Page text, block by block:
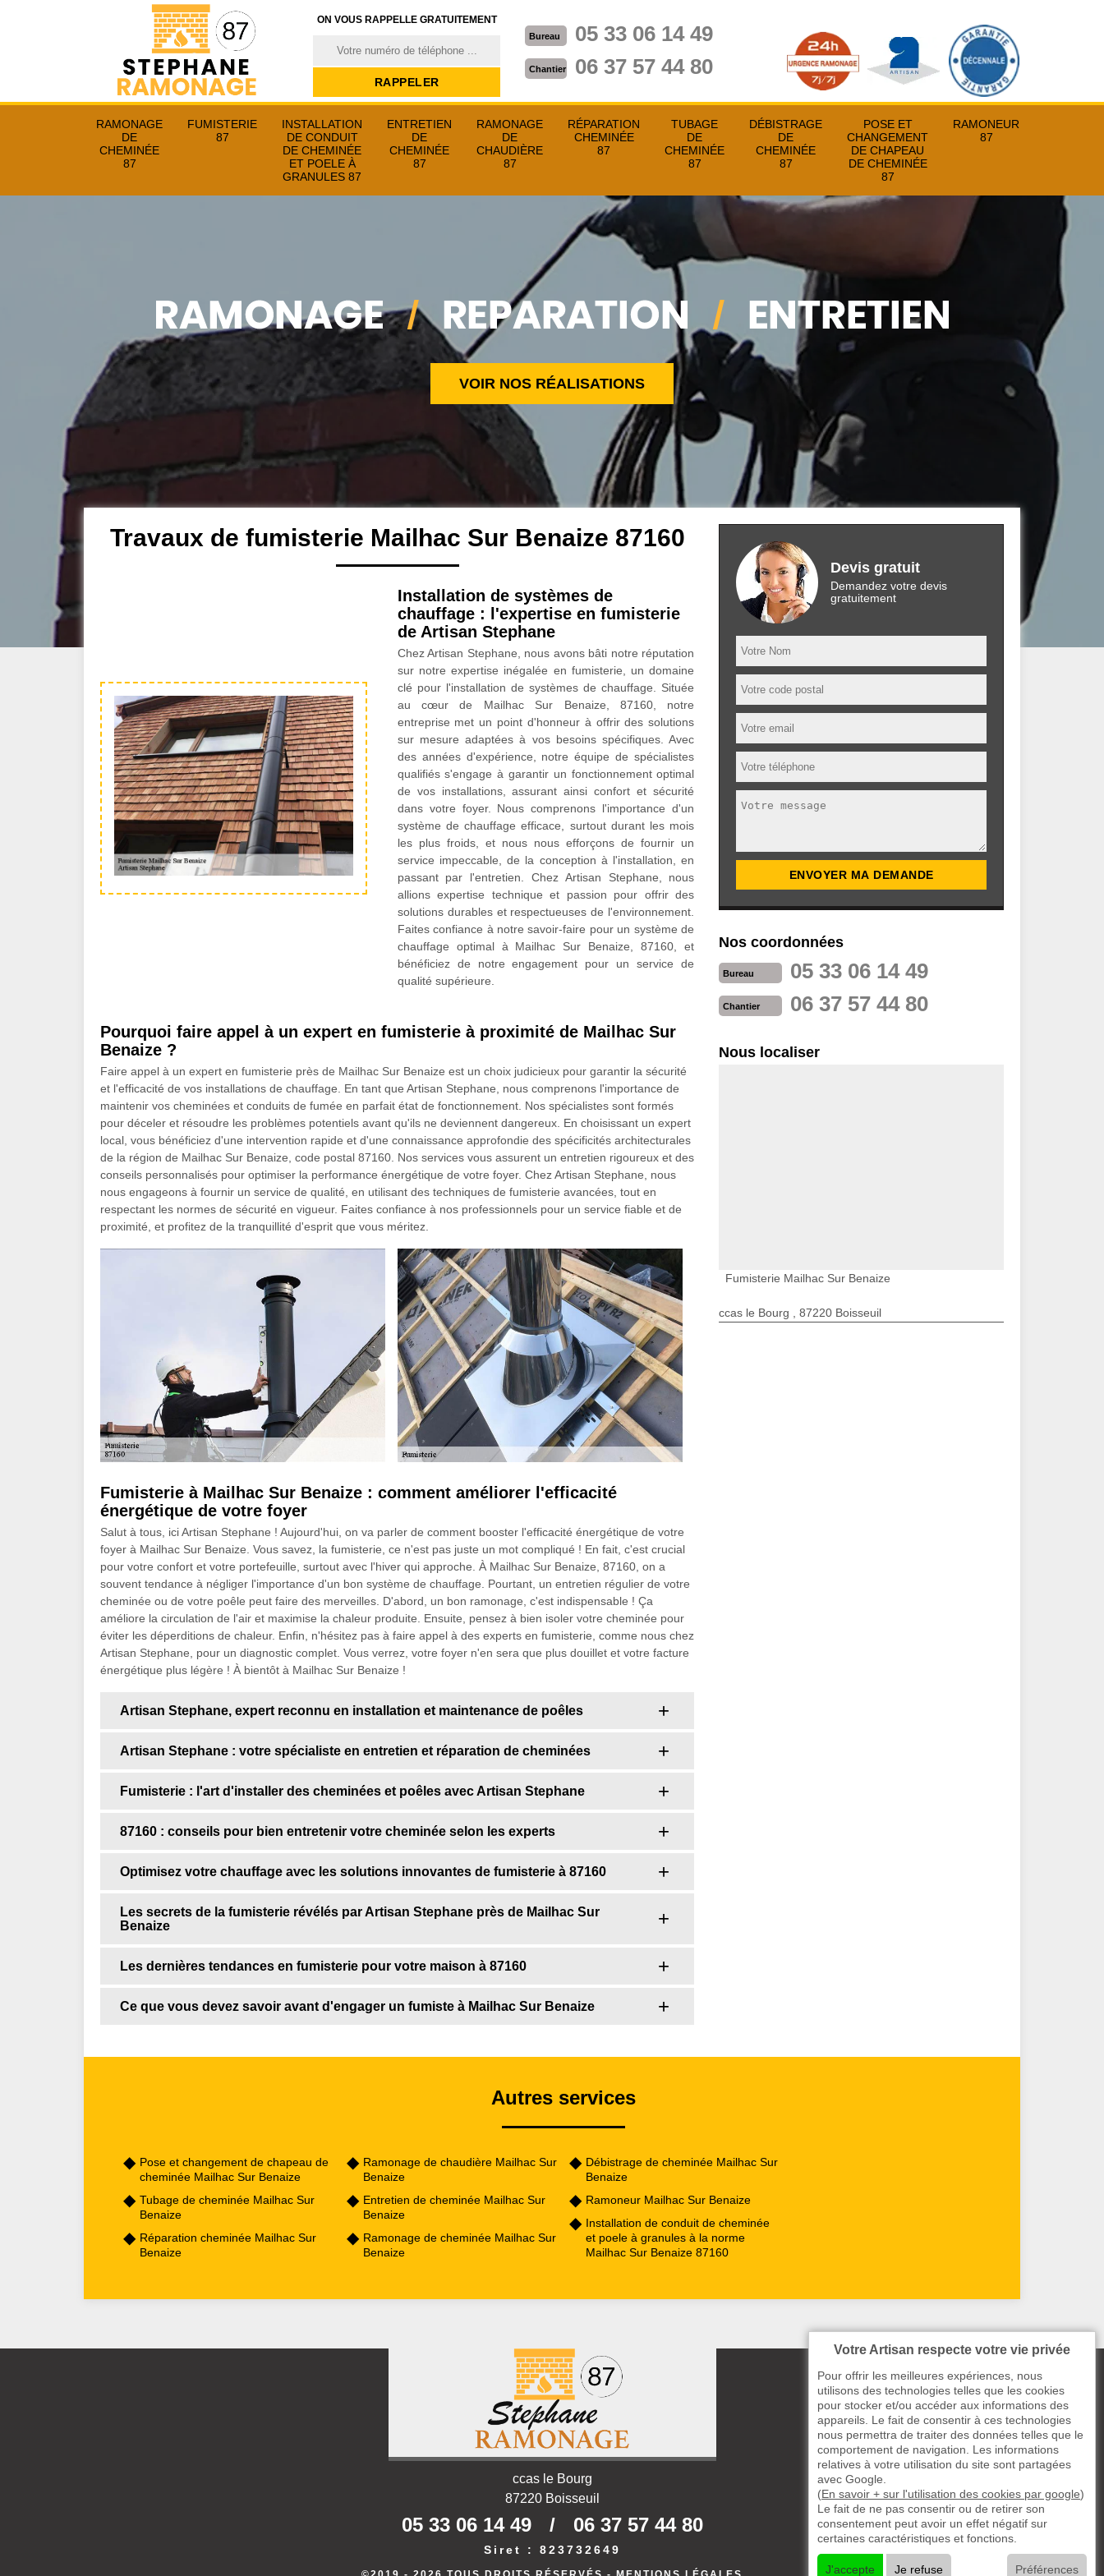
ON VOUS RAPPELLE GRATUITEMENT
Bureau 05 33 06 14 49
Chantier 06 37 57 44 80
RAMONAGE
DE
CHEMINÉE
87
FUMISTERIE
87
INSTALLATION
DE CONDUIT
DE CHEMINÉE
ET POELE À
GRANULES 87
ENTRETIEN
DE
CHEMINÉE
87
RAMONAGE
DE
CHAUDIÈRE
87
RÉPARATION
CHEMINÉE
87
TUBAGE
DE
CHEMINÉE
87
DÉBISTRAGE
DE
CHEMINÉE
87
POSE ET
CHANGEMENT
DE CHAPEAU
DE CHEMINÉE
87
RAMONEUR
87
VOIR NOS RÉALISATIONS
Travaux de fumisterie Mailhac Sur Benaize 87160
Installation de systèmes de
chauffage : l'expertise en fumisterie
de Artisan Stephane
Chez Artisan Stephane, nous avons bâti notre réputation
sur notre expertise inégalée en fumisterie, un domaine
clé pour l'installation de systèmes de chauffage. Située
au cœur de Mailhac Sur Benaize, 87160, notre
entreprise met un point d'honneur à offrir des solutions
sur mesure adaptées à vos besoins spécifiques. Avec
des années d'expérience, notre équipe de spécialistes
qualifiés s'engage à garantir un fonctionnement optimal
de vos installations, assurant ainsi confort et sécurité
dans votre foyer. Nous comprenons l'importance d'un
système de chauffage efficace, surtout durant les mois
les plus froids, et nous nous efforçons de fournir un
service impeccable, de la conception à l'installation, en
passant par l'entretien. Chez Artisan Stephane, nous
allions expertise technique et passion pour offrir des
solutions durables et respectueuses de l'environnement.
Faites confiance à notre savoir-faire pour un système de
chauffage optimal à Mailhac Sur Benaize, 87160, et
bénéficiez de notre engagement pour un service de
qualité supérieure.
Pourquoi faire appel à un expert en fumisterie à proximité de Mailhac Sur
Benaize ?
Faire appel à un expert en fumisterie près de Mailhac Sur Benaize est un choix judicieux pour garantir la sécurité
et l'efficacité de vos installations de chauffage. En tant que Artisan Stephane, nous comprenons l'importance de
maintenir vos cheminées et conduits de fumée en parfait état de fonctionnement. Nos spécialistes sont formés
pour déceler et résoudre les problèmes potentiels avant qu'ils ne deviennent dangereux. En choisissant un expert
local, vous bénéficiez d'une intervention rapide et d'une connaissance approfondie des spécificités architecturales
de la région de Mailhac Sur Benaize, code postal 87160. Nos services vous assurent un entretien rigoureux et des
conseils personnalisés pour optimiser la performance énergétique de votre foyer. Chez Artisan Stephane, nous
nous engageons à fournir un service de qualité, en utilisant des techniques de fumisterie avancées, tout en
respectant les normes de sécurité en vigueur. Faites confiance à nos professionnels pour un service fiable et de
proximité, et profitez de la tranquillité d'esprit que vous méritez.
Fumisterie à Mailhac Sur Benaize : comment améliorer l'efficacité
énergétique de votre foyer
Salut à tous, ici Artisan Stephane ! Aujourd'hui, on va parler de comment booster l'efficacité énergétique de votre
foyer à Mailhac Sur Benaize. Vous savez, la fumisterie, ce n'est pas juste un mot compliqué ! En fait, c'est crucial
pour votre confort et votre portefeuille, surtout avec l'hiver qui approche. À Mailhac Sur Benaize, 87160, on a
souvent tendance à négliger l'importance d'un bon système de chauffage. Pourtant, un entretien régulier de votre
cheminée ou de votre poêle peut faire des merveilles. D'abord, un bon ramonage, c'est indispensable ! Ça
améliore la circulation de l'air et maximise la chaleur produite. Ensuite, pensez à bien isoler votre cheminée pour
éviter les déperditions de chaleur. Enfin, n'hésitez pas à faire appel à des experts en fumisterie, comme nous chez
Artisan Stephane, pour un diagnostic complet. Vous verrez, votre foyer n'en sera que plus douillet et votre facture
énergétique plus légère ! À bientôt à Mailhac Sur Benaize !
Artisan Stephane, expert reconnu en installation et maintenance de poêles
Artisan Stephane : votre spécialiste en entretien et réparation de cheminées
Fumisterie : l'art d'installer des cheminées et poêles avec Artisan Stephane
87160 : conseils pour bien entretenir votre cheminée selon les experts
Optimisez votre chauffage avec les solutions innovantes de fumisterie à 87160
Les secrets de la fumisterie révélés par Artisan Stephane près de Mailhac Sur
Benaize
Les dernières tendances en fumisterie pour votre maison à 87160
Ce que vous devez savoir avant d'engager un fumiste à Mailhac Sur Benaize
Devis gratuit
Demandez votre devis
gratuitement
Nos coordonnées
Bureau 05 33 06 14 49
Chantier 06 37 57 44 80
Nous localiser
Fumisterie Mailhac Sur Benaize
ccas le Bourg , 87220 Boisseuil
Autres services
Pose et changement de chapeau de
cheminée Mailhac Sur Benaize
Tubage de cheminée Mailhac Sur
Benaize
Réparation cheminée Mailhac Sur
Benaize
Ramonage de chaudière Mailhac Sur
Benaize
Entretien de cheminée Mailhac Sur
Benaize
Ramonage de cheminée Mailhac Sur
Benaize
Débistrage de cheminée Mailhac Sur
Benaize
Ramoneur Mailhac Sur Benaize
Installation de conduit de cheminée
et poele à granules à la norme
Mailhac Sur Benaize 87160
ccas le Bourg
87220 Boisseuil
05 33 06 14 49 / 06 37 57 44 80
Siret : 823732649
Votre Artisan respecte votre vie privée
Pour offrir les meilleures expériences, nous
utilisons des technologies telles que les cookies
pour stocker et/ou accéder aux informations des
appareils. Le fait de consentir à ces technologies
nous permettra de traiter des données telles que le
comportement de navigation. Les informations
relatives à votre utilisation du site sont partagées
avec Google.
(En savoir + sur l'utilisation des cookies par google)
Le fait de ne pas consentir ou de retirer son
consentement peut avoir un effet négatif sur
certaines caractéristiques et fonctions.
J'accepte Je refuse Préférences